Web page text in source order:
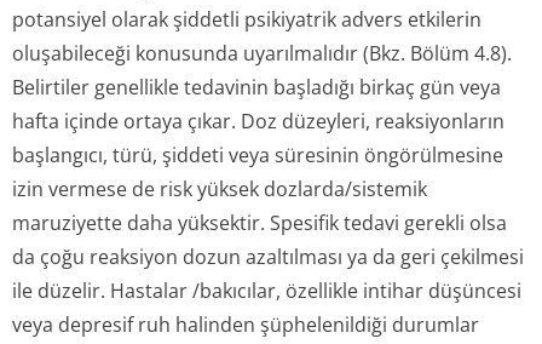
potansiyel olarak şiddetli psikiyatrik advers etkilerin
oluşabileceği konusunda uyarılmalıdır (Bkz. Bölüm 4.8).
Belirtiler genellikle tedavinin başladığı birkaç gün veya
hafta içinde ortaya çıkar. Doz düzeyleri, reaksiyonların
başlangıcı, türü, şiddeti veya süresinin öngörülmesine
izin vermese de risk yüksek dozlarda/sistemik
maruziyette daha yüksektir. Spesifik tedavi gerekli olsa
da çoğu reaksiyon dozun azaltılması ya da geri çekilmesi
ile düzelir. Hastalar /bakıcılar, özellikle intihar düşüncesi
veya depresif ruh halinden şüphelenildiği durumlar